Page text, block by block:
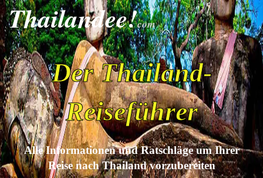
Thailandee!com
Der Thailand-
Reiseführer
Alle Informationen und Ratschläge um Ihrer
Reise nach Thailand vorzubereiten